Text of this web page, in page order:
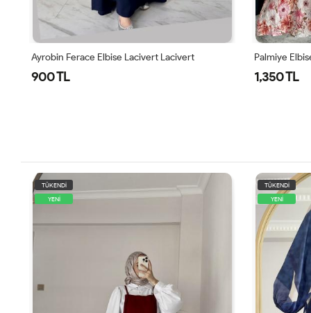
Ayrobin Ferace Elbise Lacivert Lacivert
900 TL
Palmiye
1,350 TL
TÜKENDİ
YENİ
TÜKENDİ
YENİ